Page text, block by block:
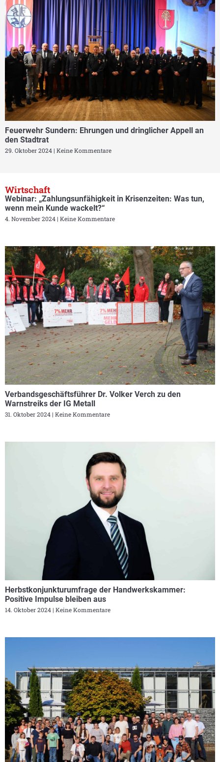
Feuerwehr Sundern: Ehrungen und dringlicher Appell an
den Stadtrat
29. Oktober 2024 Keine Kommentare
Wirtschaft
Webinar: „Zahlungsunfähigkeit in Krisenzeiten: Was tun,
wenn mein Kunde wackelt?“
4. November 2024 Keine Kommentare
Verbandsgeschäftsführer Dr. Volker Verch zu den
Warnstreiks der IG Metall
31. Oktober 2024 Keine Kommentare
Herbstkonjunkturumfrage der Handwerkskammer:
Positive Impulse bleiben aus
14. Oktober 2024 Keine Kommentare